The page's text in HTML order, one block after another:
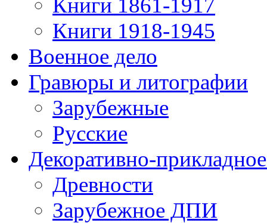
Книги 1861-1917
Книги 1918-1945
Военное дело
Гравюры и литографии
Зарубежные
Русские
Декоративно-
Древности
Зарубежное ДПИ